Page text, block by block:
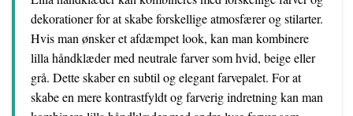
dekorationer for at skabe forskellige atmosfærer og stilarter.
Hvis man ønsker et afdæmpet look, kan man kombinere
lilla håndklæder med neutrale farver som hvid, beige eller
grå. Dette skaber en subtil og elegant farvepalet. For at
skabe en mere kontrastfyldt og farverig indretning kan man